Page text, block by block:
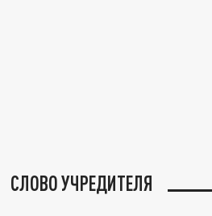
СЛОВО УЧРЕДИТЕЛЯ